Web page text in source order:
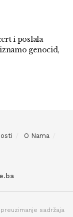
i poslala
genocid,
O Nama
sadržaja